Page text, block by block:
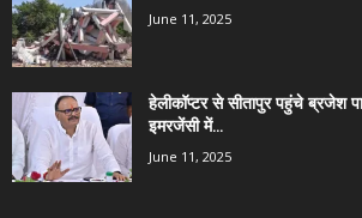
June 11, 2025
हेलीकॉप्टर से सीतापुर पहुंचे ब्रजेश
इमरजेंसी में...
June 11, 2025